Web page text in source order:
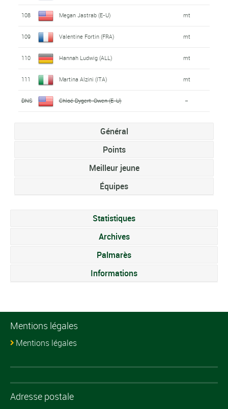
108 Megan Jastrab (E-U) mt
109 Valentine Fortin (FRA) mt
110 Hannah Ludwig (ALL) mt
111 Martina Alzini (ITA) mt
DNS Chloé Dygert-Owen (E-U) -
Général
Points
Meilleur jeune
Équipes
Statistiques
Archives
Palmarès
Informations
Mentions légales
Mentions légales
Adresse postale